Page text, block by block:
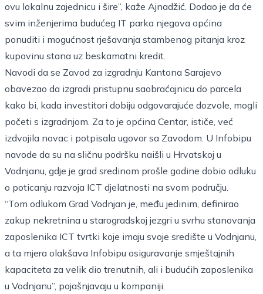
ovu lokalnu zajednicu i šire”, kaže Ajnadžić. Dodao je da će
svim inženjerima budućeg IT parka njegova općina
ponuditi i mogućnost rješavanja stambenog pitanja kroz
kupovinu stana uz beskamatni kredit.
Navodi da se Zavod za izgradnju Kantona Sarajevo
obavezao da izgradi pristupnu saobraćajnicu do parcela
kako bi, kada investitori dobiju odgovarajuće dozvole, mogli
početi s izgradnjom. Za to je općina Centar, ističe, već
izdvojila novac i potpisala ugovor sa Zavodom. U Infobipu
navode da su na sličnu podršku naišli u Hrvatskoj u
Vodnjanu, gdje je grad sredinom prošle godine dobio odluku
o poticanju razvoja ICT djelatnosti na svom području.
“Tom odlukom Grad Vodnjan je, među jedinim, definirao
zakup nekretnina u starogradskoj jezgri u svrhu stanovanja
zaposlenika ICT tvrtki koje imaju svoje središte u Vodnjanu,
a ta mjera olakšava Infobipu osiguravanje smještajnih
kapaciteta za velik dio trenutnih, ali i budućih zaposlenika
u Vodnjanu”, pojašnjavaju u kompaniji.